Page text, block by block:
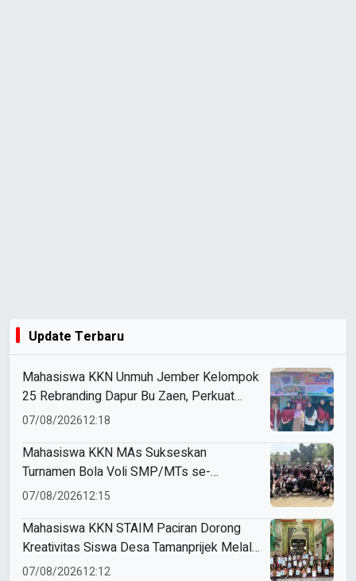
Update Terbaru
Mahasiswa KKN Unmuh Jember Kelompok
25 Rebranding Dapur Bu Zaen, Perkuat
Identitas UMKM Lokal
07/08/202612:18
Mahasiswa KKN MAs Sukseskan
Turnamen Bola Voli SMP/MTs se-
Kecamatan Kasembon dalam Rangka
07/08/202612:15
Mahasiswa KKN STAIM Paciran Dorong
Kreativitas Siswa Desa Tamanprijek Melalui
Seni Menggambar
07/08/202612:12